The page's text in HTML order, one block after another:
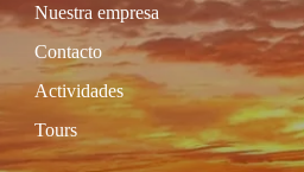
Nuestra empresa
Contacto
Actividades
Tours